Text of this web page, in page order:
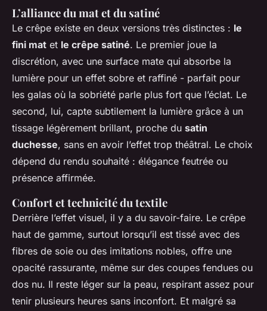
L’alliance du mat et du satiné
Le crêpe existe en deux versions très distinctes : le
fini mat et le crêpe satiné. Le premier joue la
discrétion, avec une surface mate qui absorbe la
lumière pour un effet sobre et raffiné - parfait pour
les galas où la sobriété parle plus fort que l’éclat. Le
second, lui, capte subtilement la lumière grâce à un
tissage légèrement brillant, proche du satin
duchesse, sans en avoir l’effet trop théâtral. Le choix
dépend du rendu souhaité : élégance feutrée ou
présence affirmée.
Confort et technicité du textile
Derrière l’effet visuel, il y a du savoir-faire. Le crêpe
haut de gamme, surtout lorsqu’il est tissé avec des
fibres de soie ou des imitations nobles, offre une
opacité rassurante, même sur des coupes fendues ou
dos nu. Il reste léger sur la peau, respirant assez pour
tenir plusieurs heures sans inconfort. Et malgré sa